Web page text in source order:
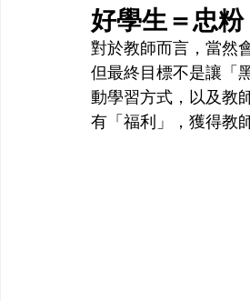
好學生＝忠
對於教師而言，當然
但最終目標不是讓「
動學習方式，以及教
有「福利」，獲得教